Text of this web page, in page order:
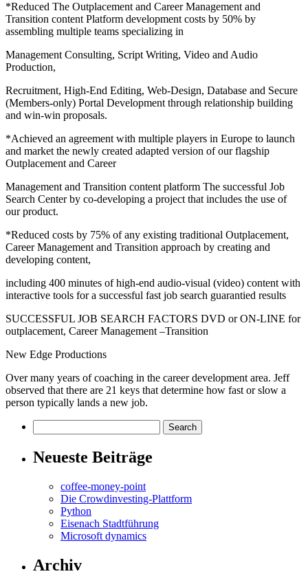
*Reduced The Outplacement and Career Management and
Transition content Platform development costs by 50% by
assembling multiple teams specializing in
Management Consulting, Script Writing, Video and Audio
Production,
Recruitment, High-End Editing, Web-Design, Database and Secure
(Members-only) Portal Development through relationship building
and win-win proposals.
*Achieved an agreement with multiple players in Europe to launch
and market the newly created adapted version of our flagship
Outplacement and Career
Management and Transition content platform The successful Job
Search Center by co-developing a project that includes the use of
our product.
*Reduced costs by 75% of any existing traditional Outplacement,
Career Management and Transition approach by creating and
developing content,
including 400 minutes of high-end audio-visual (video) content with
interactive tools for a successful fast job search guarantied results
SUCCESSFUL JOB SEARCH FACTORS DVD or ON-LINE for
outplacement, Career Management –Transition
New Edge Productions
Over many years of coaching in the career development area. Jeff
observed that there are 21 keys that determine how fast or slow a
person typically lands a new job.
Neueste Beiträge
coffee-money-point
Die Crowdinvesting-Plattform
Python
Eisenach Stadtführung
Microsoft dynamics
Archiv